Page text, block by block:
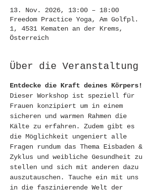
13. Nov. 2026, 13:00 – 18:00
Freedom Practice Yoga, Am Golfpl.
1, 4531 Kematen an der Krems,
Österreich
Über die Veranstaltung
Entdecke die Kraft deines Körpers!
Dieser Workshop ist speziell für
Frauen konzipiert um in einem
sicheren und warmen Rahmen die
Kälte zu erfahren. Zudem gibt es
die Möglichkeit ungeniert alle
Fragen rundum das Thema Eisbaden &
Zyklus und weibliche Gesundheit zu
stellen und sich mit anderen dazu
auszutauschen. Tauche ein mit uns
in die faszinierende Welt der